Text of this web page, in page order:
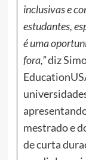
inclusivas e
estudantes,
é uma
fora,”diz
mestrado e
de curta